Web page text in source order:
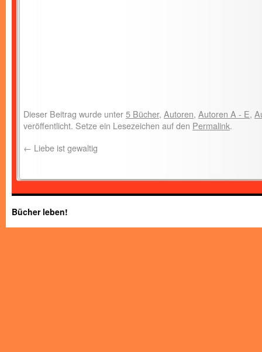
Dieser Beitrag wurde unter5 Bücher, Autoren, Autoren A - E,
veröffentlicht. Setze ein Lesezeichen auf den Permalink.
← Liebe ist gewaltig
Bücher leben!